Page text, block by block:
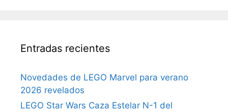
Entradas recientes
Novedades de LEGO Marvel para verano
2026 revelados
LEGO Star Wars Caza Estelar N-1 del